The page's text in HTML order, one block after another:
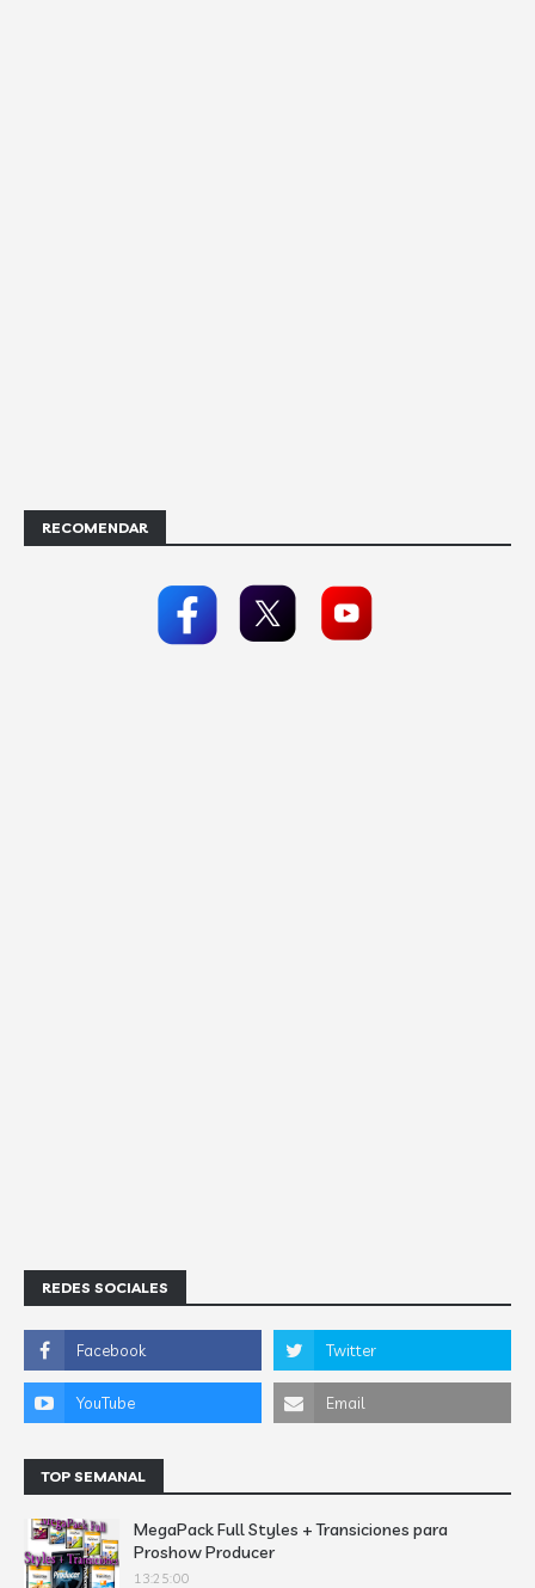
RECOMENDAR
REDES SOCIALES
TOP SEMANAL
MegaPack Full Styles + Transiciones para
Proshow Producer
13:25:00